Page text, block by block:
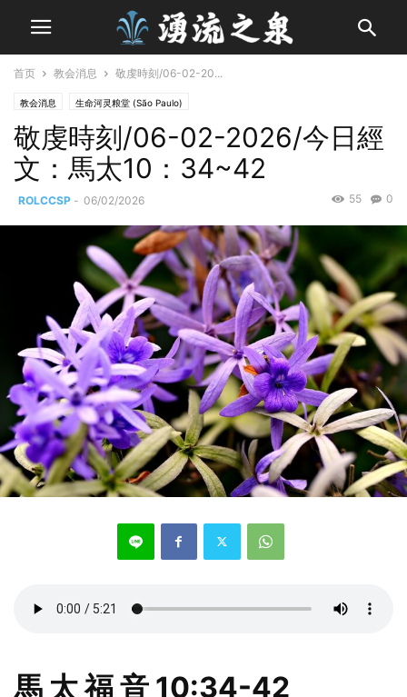
首页 教会消息 敬虔時刻/06-02-20...
教会消息 生命河灵粮堂 (São Paulo)
敬虔時刻/06-02-2026/今日經
文：馬太10：34~42
ROLCCSP - 06/02/2026 0
55
馬 太 福 音 10:34-42